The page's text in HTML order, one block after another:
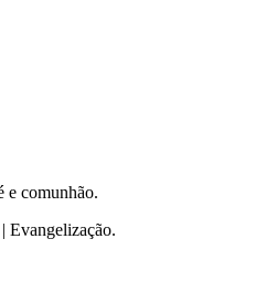
e comunhão.
Evangelização.